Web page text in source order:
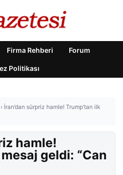
Firma Rehberi Forum
Politikası
› İran’dan sürpriz hamle! Trump’tan ilk
hamle!
geldi: “Can